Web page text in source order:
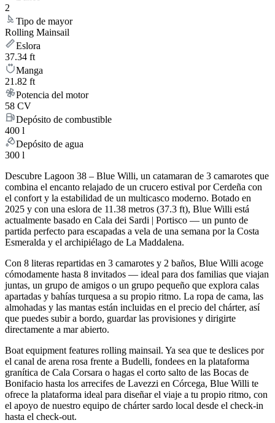
2
Tipo de mayor
Rolling Mainsail
Eslora
37.34 ft
Manga
21.82 ft
Potencia del motor
58 CV
Depósito de combustible
400 l
Depósito de agua
300 l
Descubre Lagoon 38 – Blue Willi, un catamaran de 3 camarotes que
combina el encanto relajado de un crucero estival por Cerdeña con
el confort y la estabilidad de un multicasco moderno. Botado en
2025 y con una eslora de 11.38 metros (37.3 ft), Blue Willi está
actualmente basado en Cala dei Sardi | Portisco — un punto de
partida perfecto para escapadas a vela de una semana por la Costa
Esmeralda y el archipiélago de La Maddalena.
Con 8 literas repartidas en 3 camarotes y 2 baños, Blue Willi acoge
cómodamente hasta 8 invitados — ideal para dos familias que viajan
juntas, un grupo de amigos o un grupo pequeño que explora calas
apartadas y bahías turquesa a su propio ritmo. La ropa de cama, las
almohadas y las mantas están incluidas en el precio del chárter, así
que puedes subir a bordo, guardar las provisiones y dirigirte
directamente a mar abierto.
Boat equipment features rolling mainsail. Ya sea que te deslices por
el canal de arena rosa frente a Budelli, fondees en la plataforma
granítica de Cala Corsara o hagas el corto salto de las Bocas de
Bonifacio hasta los arrecifes de Lavezzi en Córcega, Blue Willi te
ofrece la plataforma ideal para diseñar el viaje a tu propio ritmo, con
el apoyo de nuestro equipo de chárter sardo local desde el check-in
hasta el check-out.